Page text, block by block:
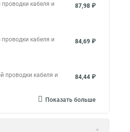
кабеля и
87,98 ₽
кабеля и
84,69 ₽
проводки кабеля и
84,44 ₽
Показать больше